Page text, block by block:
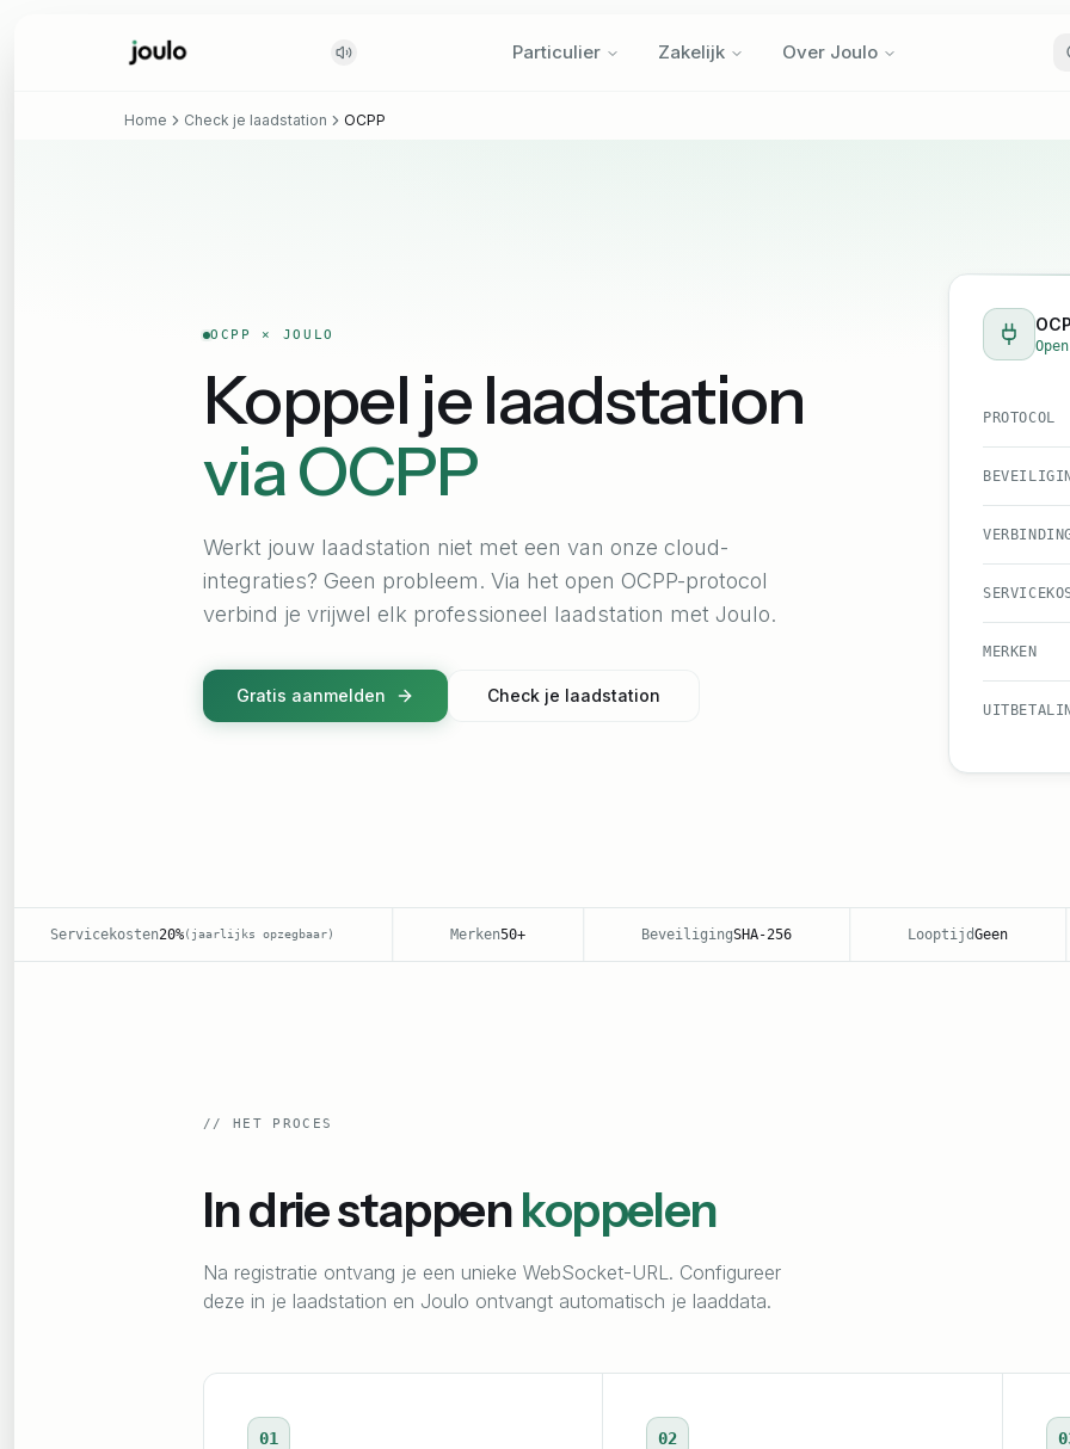
Particulier Zakelijk Over Joulo
Home Check je laadstation OCPP
OCPP × JOULO
Koppel je laadstation
via OCPP
Werkt jouw laadstation niet met een van onze cloud-
integraties? Geen probleem. Via het open OCPP-protocol
verbind je vrijwel elk professioneel laadstation met Joulo.
Gratis aanmelden Check je laadstation
PROTOCOL
MERKEN
20%(jaarlijks opzegbaar ) 50+ BeveiligingSHA-256 Geen
// HET PROCES
In drie stappenkoppelen
Na registratie ontvang je een unieke WebSocket-URL. Configureer
deze in je laadstation en Joulo ontvangt automatisch je laaddata.
01 02